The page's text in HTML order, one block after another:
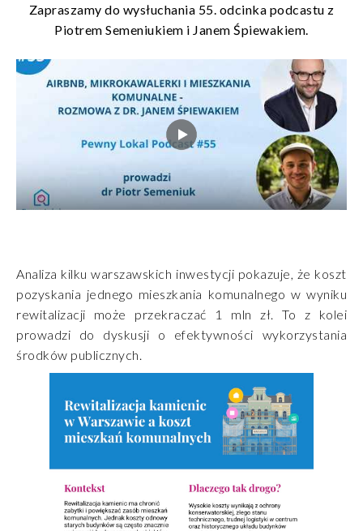
Zapraszamy do wysłuchania 55. odcinka podcastu z
Piotrem Semeniukiem i Janem Śpiewakiem.
Analiza kilku warszawskich inwestycji pokazuje, że koszt
pozyskania jednego mieszkania komunalnego w wyniku
rewitalizacji może przekraczać 1 mln zł. To z kolei
prowadzi do dyskusji o efektywności wykorzystania
środków publicznych.